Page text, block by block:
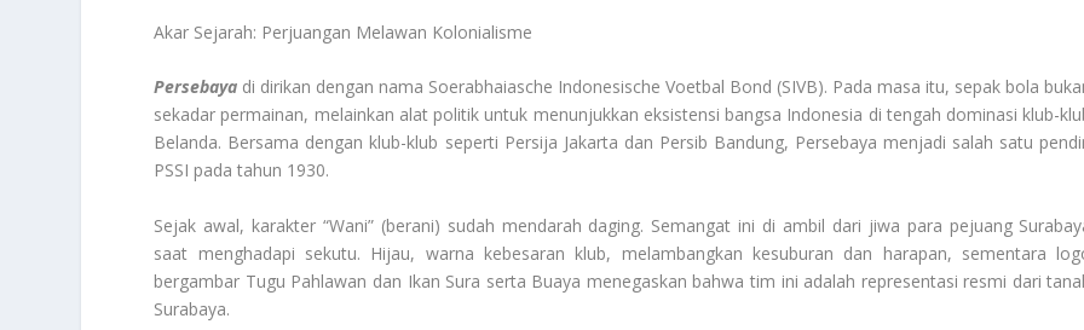
Akar Sejarah: Perjuangan Melawan Kolonialisme
Persebaya di dirikan dengan nama Soerabhaiasche Indonesische Voetbal Bond (SIVB). Pada masa itu, sepak bola
sekadar permainan, melainkan alat politik untuk menunjukkan eksistensi bangsa Indonesia di tengah dominasi klub-
Belanda. Bersama dengan klub-klub seperti Persija Jakarta dan Persib Bandung, Persebaya menjadi salah satu
PSSI pada tahun 1930.
Sejak awal, karakter “Wani” (berani) sudah mendarah daging. Semangat ini di ambil dari jiwa para pejuang
saat menghadapi sekutu. Hijau, warna kebesaran klub, melambangkan kesuburan dan harapan, sementara
bergambar Tugu Pahlawan dan Ikan Sura serta Buaya menegaskan bahwa tim ini adalah representasi resmi dari
Surabaya.